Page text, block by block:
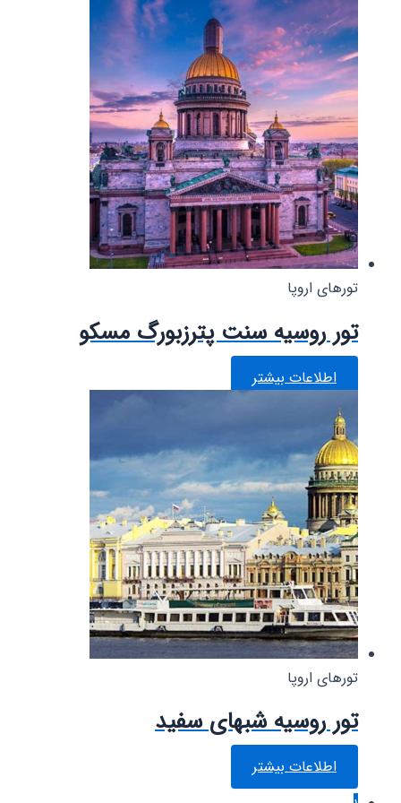
تورهای اروپا
تور روسیه سنت پترزبورگ مسکو
اطلاعات بیشتر
تورهای اروپا
تور روسیه شبهای سفید
اطلاعات بیشتر